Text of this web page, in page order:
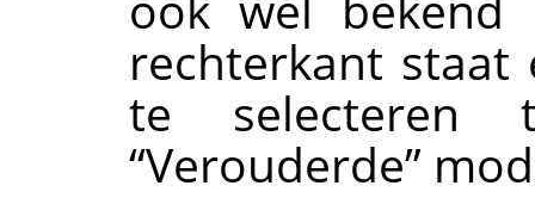
rechterkant staat
te selecteren
“Verouderde”